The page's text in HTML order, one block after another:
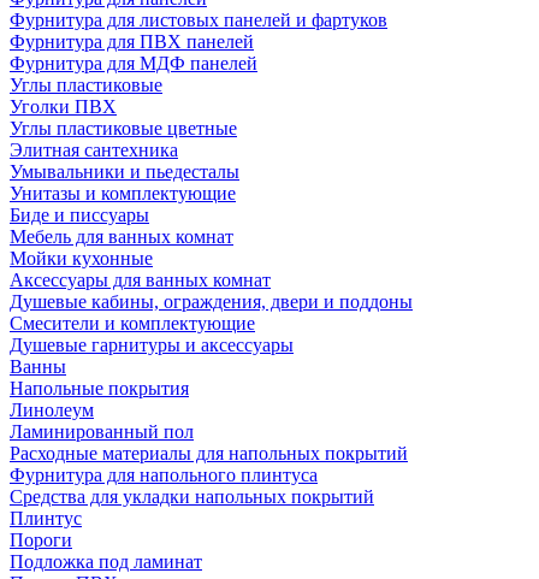
Фурнитура для листовых панелей и фартуков
Фурнитура для ПВХ панелей
Фурнитура для МДФ панелей
Углы пластиковые
Уголки ПВХ
Углы пластиковые цветные
Элитная сантехника
Умывальники и пьедесталы
Унитазы и комплектующие
Биде и писсуары
Мебель для ванных комнат
Мойки кухонные
Аксессуары для ванных комнат
Душевые кабины, ограждения, двери и поддоны
Смесители и комплектующие
Душевые гарнитуры и аксессуары
Ванны
Напольные покрытия
Линолеум
Ламинированный пол
Расходные материалы для напольных покрытий
Фурнитура для напольного плинтуса
Средства для укладки напольных покрытий
Плинтус
Пороги
Подложка под ламинат